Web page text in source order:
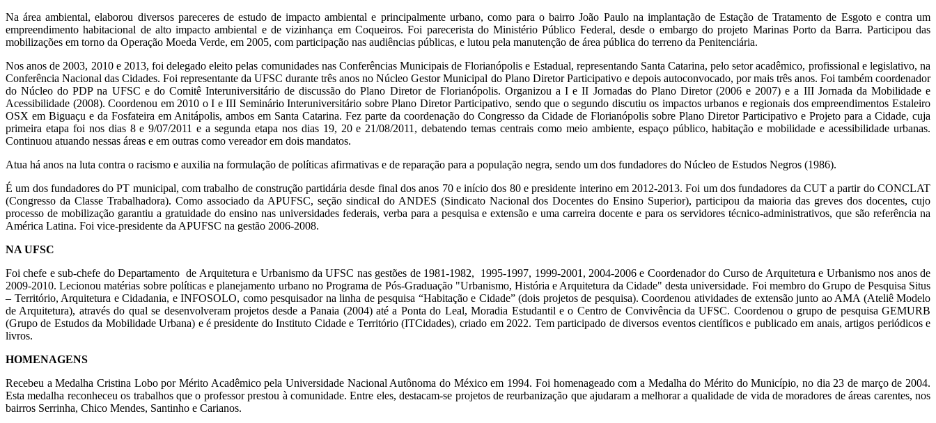
Na área ambiental, elaborou diversos pareceres de estudo de impacto ambiental e principalmente urbano, como para o bairro João Paulo na implantação de Estação de Tratamento de Esgoto e contra um
empreendimento habitacional de alto impacto ambiental e de vizinhança em Coqueiros. Foi parecerista do Ministério Público Federal, desde o embargo do projeto Marinas Porto da Barra. Participou das
mobilizações em torno da Operação Moeda Verde, em 2005, com participação nas audiências públicas, e lutou pela manutenção de área pública do terreno da Penitenciária.
Nos anos de 2003, 2010 e 2013, foi delegado eleito pelas comunidades nas Conferências Municipais de Florianópolis e Estadual, representando Santa Catarina, pelo setor acadêmico, profissional e legislativo, na
Conferência Nacional das Cidades. Foi representante da UFSC durante três anos no Núcleo Gestor Municipal do Plano Diretor Participativo e depois autoconvocado, por mais três anos. Foi também coordenador
do Núcleo do PDP na UFSC e do Comitê Interuniversitário de discussão do Plano Diretor de Florianópolis. Organizou a I e II Jornadas do Plano Diretor (2006 e 2007) e a III Jornada da Mobilidade e
Acessibilidade (2008). Coordenou em 2010 o I e III Seminário Interuniversitário sobre Plano Diretor Participativo, sendo que o segundo discutiu os impactos urbanos e regionais dos empreendimentos Estaleiro
OSX em Biguaçu e da Fosfateira em Anitápolis, ambos em Santa Catarina. Fez parte da coordenação do Congresso da Cidade de Florianópolis sobre Plano Diretor Participativo e Projeto para a Cidade, cuja
primeira etapa foi nos dias 8 e 9/07/2011 e a segunda etapa nos dias 19, 20 e 21/08/2011, debatendo temas centrais como meio ambiente, espaço público, habitação e mobilidade e acessibilidade urbanas.
Continuou atuando nessas áreas e em outras como vereador em dois mandatos.
Atua há anos na luta contra o racismo e auxilia na formulação de políticas afirmativas e de reparação para a população negra, sendo um dos fundadores do Núcleo de Estudos Negros (1986).
É um dos fundadores do PT municipal, com trabalho de construção partidária desde final dos anos 70 e início dos 80 e presidente interino em 2012-2013. Foi um dos fundadores da CUT a partir do CONCLAT
(Congresso da Classe Trabalhadora). Como associado da APUFSC, seção sindical do ANDES (Sindicato Nacional dos Docentes do Ensino Superior), participou da maioria das greves dos docentes, cujo
processo de mobilização garantiu a gratuidade do ensino nas universidades federais, verba para a pesquisa e extensão e uma carreira docente e para os servidores técnico-administrativos, que são referência na
América Latina. Foi vice-presidente da APUFSC na gestão 2006-2008.
NA UFSC
Foi chefe e sub-chefe do Departamento de Arquitetura e Urbanismo da UFSC nas gestões de 1981-1982, 1995-1997, 1999-2001, 2004-2006 e Coordenador do Curso de Arquitetura e Urbanismo nos anos de
2009-2010. Lecionou matérias sobre políticas e planejamento urbano no Programa de Pós-Graduação "Urbanismo, História e Arquitetura da Cidade" desta universidade. Foi membro do Grupo de Pesquisa Situs
– Território, Arquitetura e Cidadania, e INFOSOLO, como pesquisador na linha de pesquisa “Habitação e Cidade” (dois projetos de pesquisa). Coordenou atividades de extensão junto ao AMA (Ateliê Modelo
de Arquitetura), através do qual se desenvolveram projetos desde a Panaia (2004) até a Ponta do Leal, Moradia Estudantil e o Centro de Convivência da UFSC. Coordenou o grupo de pesquisa GEMURB
(Grupo de Estudos da Mobilidade Urbana) e é presidente do Instituto Cidade e Território (ITCidades), criado em 2022. Tem participado de diversos eventos científicos e publicado em anais, artigos periódicos e
livros.
HOMENAGENS
Recebeu a Medalha Cristina Lobo por Mérito Acadêmico pela Universidade Nacional Autônoma do México em 1994. Foi homenageado com a Medalha do Mérito do Município, no dia 23 de março de 2004.
Esta medalha reconheceu os trabalhos que o professor prestou à comunidade. Entre eles, destacam-se projetos de reurbanização que ajudaram a melhorar a qualidade de vida de moradores de áreas carentes, nos
bairros Serrinha, Chico Mendes, Santinho e Carianos.